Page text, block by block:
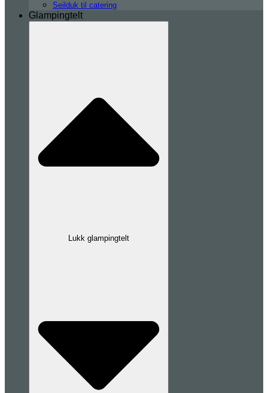
Seilduk til catering
Glampingtelt
Lukk glampingtelt